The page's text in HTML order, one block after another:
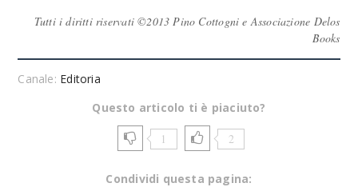
Tutti i diritti riservati ©2013 Pino Cottogni e Associazione Delos
Books
Canale: Editoria
Questo articolo ti è piaciuto?
1 2
Condividi questa pagina: